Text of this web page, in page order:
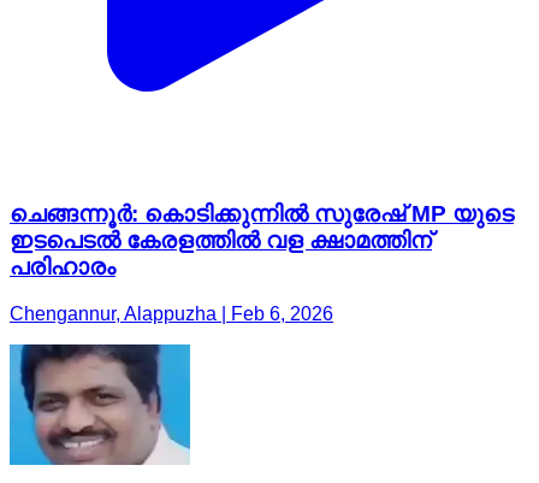
ചെങ്ങന്നൂർ: കൊടിക്കുന്നിൽ സുരേഷ് MP യുടെ
ഇടപെടൽ കേരളത്തിൽ വള ക്ഷാമത്തിന്
പരിഹാരം
Chengannur, Alappuzha | Feb 6, 2026